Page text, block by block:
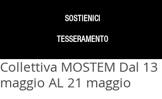
SOSTIENICI
TESSERAMENTO
Collettiva MOSTEM Dal 13
maggio AL 21 maggio